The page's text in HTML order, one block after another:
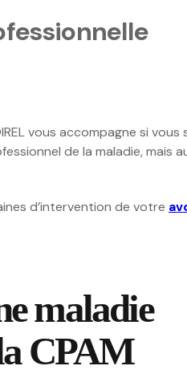
vous accompagne si vous
de la maladie, mais
d’intervention de votre
maladie
CPAM